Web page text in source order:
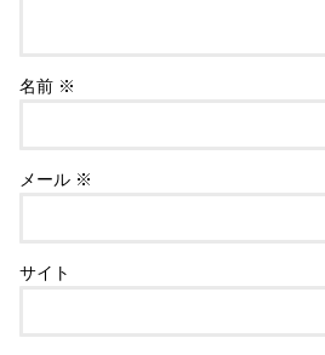
名前 ※
メール ※
サイト